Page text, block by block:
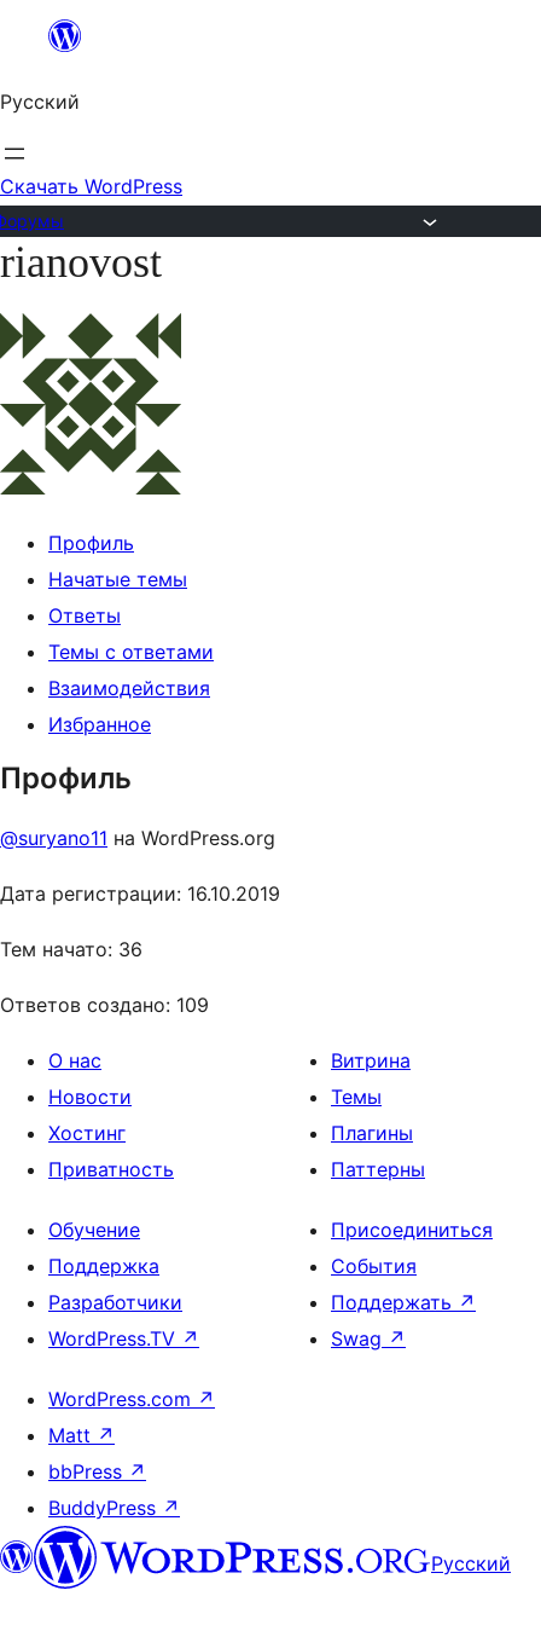
Перейти
содержимому
Русский
Скачать WordPress
Перейти
содержимому
rianovost
Профиль
Начатые темы
Ответы
Темы с ответами
Взаимодействия
Избранное
Профиль
@suryano11 на WordPress.org
Дата регистрации: 16.10.2019
Тем начато: 36
Ответов создано: 109
О нас
Новости
Хостинг
Приватность
Витрина
Темы
Плагины
Паттерны
Обучение
Поддержка
Разработчики
WordPress.TV ↗
Присоединиться
События
Поддержать ↗
Swag ↗
WordPress.com ↗
Matt ↗
bbPress ↗
BuddyPress ↗
Русский